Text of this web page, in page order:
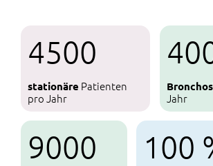
4500
stationäre Patienten
pro Jahr
Jahr
9000 100